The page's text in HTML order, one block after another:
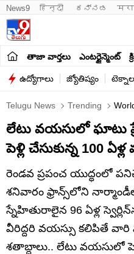
News9 हिन्दी ಕನ್ನಡ
తాజా వార్తలు ఎంటర్టైన్మెంట్
ఉద్యోగాలు జ్యోతిష్యం
Telugu News Trending
లేటు వయసులో ఘాటు
పెళ్లి చేసుకున్న 100 ఏళ్ల
రెండవ ప్రపంచ యుద్ధంలో
శనివారం ఫ్రాన్స్‌లోని
స్నేహితురాలైన 96 ఏళ్ల
వీరిద్దరి వయస్సు కలిపితే
శతాబ్దాలు.. లేటు వయసులో